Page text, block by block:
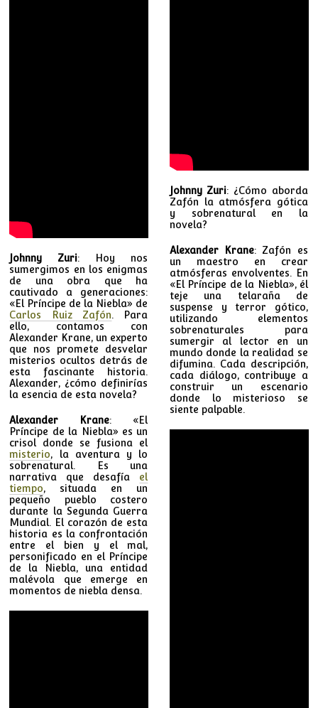
Johnny Zuri: Hoy nos
sumergimos en los enigmas
de una obra que ha
cautivado a generaciones:
«El Príncipe de la Niebla» de
Carlos Ruiz Zafón. Para
ello, contamos con
Alexander Krane, un experto
que nos promete desvelar
misterios ocultos detrás de
esta fascinante historia.
Alexander, ¿cómo definirías
la esencia de esta novela?
Alexander Krane: «El
Príncipe de la Niebla» es un
crisol donde se fusiona el
misterio, la aventura y lo
sobrenatural. Es una
narrativa que desafía el
tiempo, situada en un
pequeño pueblo costero
durante la Segunda Guerra
Mundial. El corazón de esta
historia es la confrontación
entre el bien y el mal,
personificado en el Príncipe
de la Niebla, una entidad
malévola que emerge en
momentos de niebla densa.
Johnny Zuri: ¿Cómo aborda
Zafón la atmósfera gótica
y sobrenatural en la
novela?
Alexander Krane: Zafón es
un maestro en crear
atmósferas envolventes. En
«El Príncipe de la Niebla», él
teje una telaraña de
suspense y terror gótico,
utilizando elementos
sobrenaturales para
sumergir al lector en un
mundo donde la realidad se
difumina. Cada descripción,
cada diálogo, contribuye a
construir un escenario
donde lo misterioso se
siente palpable.